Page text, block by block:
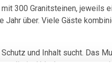
300 Granitsteinen, jeweils
über. Viele Gäste
und Inhalt sucht. Das
die im Urlaub gerne etwas